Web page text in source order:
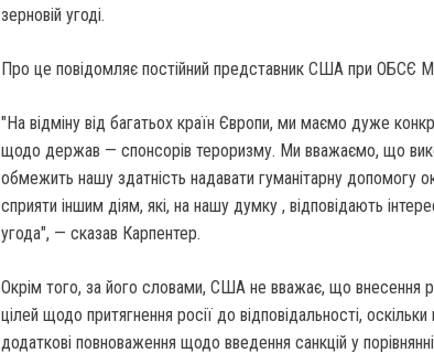
зерновій угоді.
Про це повідомляє постійний представник США при ОБСЄ
"На відміну від багатьох країн Європи, ми маємо дуже
щодо держав — спонсорів тероризму. Ми вважаємо, що
обмежить нашу здатність надавати гуманітарну допомогу
сприяти іншим діям, які, на нашу думку , відповідають
угода", — сказав Карпентер.
Окрім того, за його словами, США не вважає, що внесення
цілей щодо притягнення росії до відповідальності,
додаткові повноваження щодо введення санкцій у